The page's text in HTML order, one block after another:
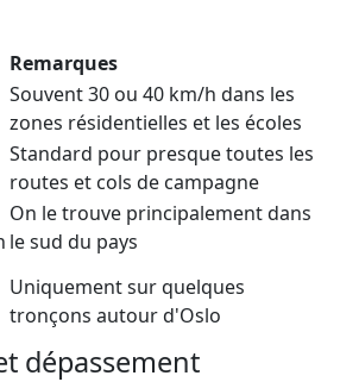
Remarques
Souvent 30 ou 40 km/h dans les
zones résidentielles et les écoles
Standard pour presque toutes les
routes et cols de campagne
On le trouve principalement dans
le sud du pays
Uniquement sur quelques
tronçons autour d'Oslo
dépassement